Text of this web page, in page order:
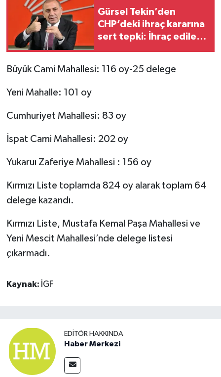
Gürsel Tekin’den
CHP’deki ihraç kararına
sert tepki: İhraç edilen
Büyük Cami Mahallesi: 116 oy-25 delege
Yeni Mahalle: 101 oy
Cumhuriyet Mahallesi: 83 oy
İspat Cami Mahallesi: 202 oy
Yukaruı Zaferiye Mahallesi : 156 oy
Kırmızı Liste toplamda 824 oy alarak toplam 64
delege kazandı.
Kırmızı Liste, Mustafa Kemal Paşa Mahallesi ve
Yeni Mescit Mahallesi’nde delege listesi
çıkarmadı.
Kaynak: İGF
EDITÖR HAKKINDA
Haber Merkezi